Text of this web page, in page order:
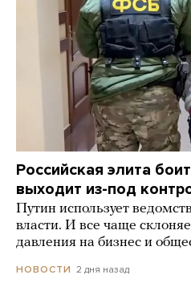
Российская элита
выходит из-под
Путин использует
власти. И все чаще
давления на бизнес и
НОВОСТИ 2 дня назад